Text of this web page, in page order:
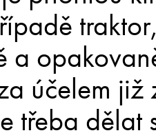
a
účelem již
třeba